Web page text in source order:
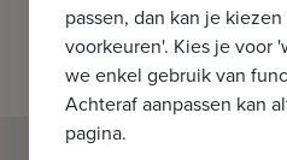
passen, dan kan je
voorkeuren'. Kies je voor
we enkel gebruik van
Achteraf aanpassen kan
pagina.